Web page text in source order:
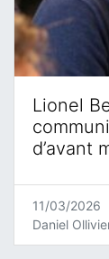
Lionel
d’avant
11/03/2026
Daniel